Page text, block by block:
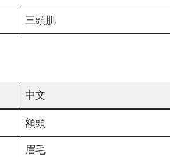
三頭肌
中文
額頭
眉毛